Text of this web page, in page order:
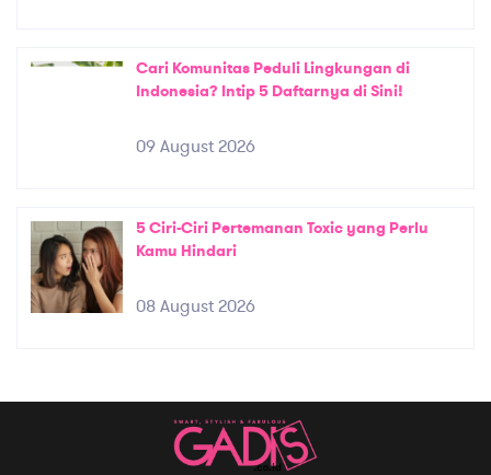
Cari Komunitas Peduli Lingkungan di
Indonesia? Intip 5 Daftarnya di Sini!
09 August 2026
5 Ciri-Ciri Pertemanan Toxic yang Perlu
Kamu Hindari
08 August 2026